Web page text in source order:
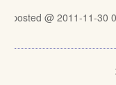
posted @ 2011-11-30